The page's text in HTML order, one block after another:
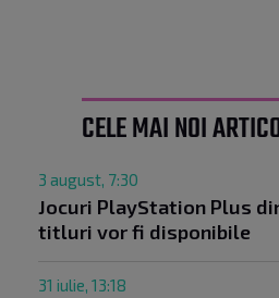
CELE MAI NOI
3 august, 7:30
Jocuri PlayStation Plus
titluri vor fi disponibile
31 iulie, 13:18